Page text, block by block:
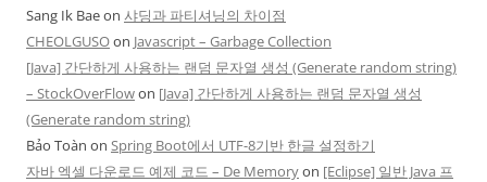
Sang Ik Baeon 샤딩과 파티셔닝의 차이점
CHEOLGUSOon Javascript – Garbage Collection
[Java] 간단하게 사용하는 랜덤 문자열 생성 (Generate random string)
– StockOverFlowon [Java] 간단하게 사용하는 랜덤 문자열 생성
(Generate random string)
Bảo Toàn on Spring Boot에서 UTF-8기반 한글 설정하기
자바 엑셀 다운로드 예제 코드 – De Memoryon [Eclipse] 일반 Java 프